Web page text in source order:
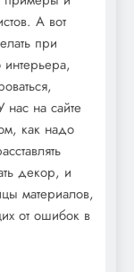
А вот
при
нас на сайте
как надо
декор, и
материалов,
от ошибок в